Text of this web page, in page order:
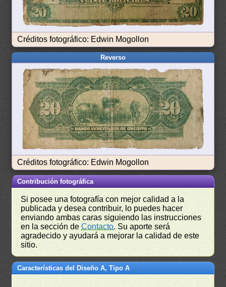
Créditos fotográfico: Edwin Mogollon
Reverso
Créditos fotográfico: Edwin Mogollon
Contribución fotográfica
Si posee una fotografía con mejor calidad a la
publicada y desea contribuir, lo puedes hacer
enviando ambas caras siguiendo las instrucciones
en la sección deContacto. Su aporte será
agradecido y ayudará a mejorar la calidad de este
sitio.
Características del Diseño A, Tipo A